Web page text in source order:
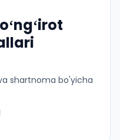
shartnoma bo'yicha